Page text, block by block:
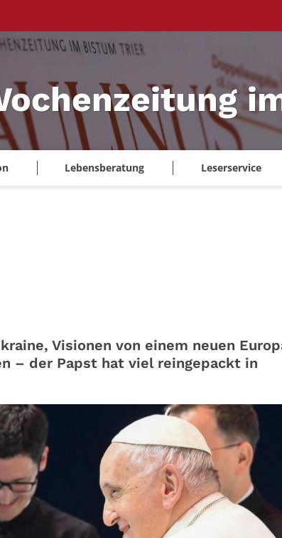
Lebensberatung Leserservice
Visionen von einem neuen
– der Papst hat viel reingepackt in